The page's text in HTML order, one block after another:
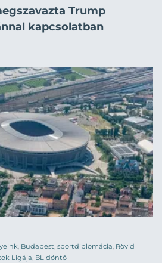
Trump
kapcsolatban
Budapest sportdiplomácia Rövid
Ligája BL döntő